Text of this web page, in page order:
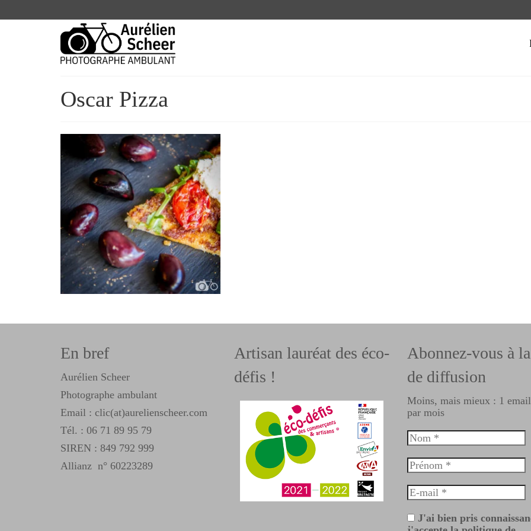
Oscar Pizza
En bref
Aurélien Scheer
Photographe ambulant
Email : clic(at)aurelienscheer.com
Tél. : 06 71 89 95 79
SIREN : 849 792 999
Allianz n° 60223289
Artisan lauréat des éco-
défis !
Abonnez-vous à
de diffusion
Moins, mais mieux : 1
par mois
J'ai bien pris